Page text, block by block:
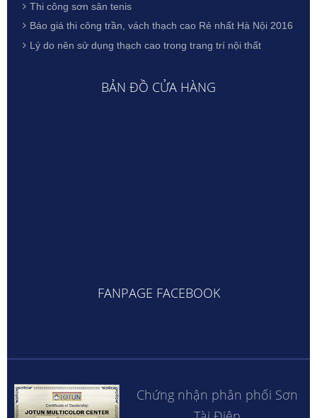
Thi công sơn sân tenis
Báo giá thi công trần, vách thạch cao Rẻ nhất Hà Nội 2016
Lý do nên sử dụng thạch cao trong trang trí nội thất
BẢN ĐỒ CỬA HÀNG
FANPAGE FACEBOOK
Chứng nhận phân phối Sơn